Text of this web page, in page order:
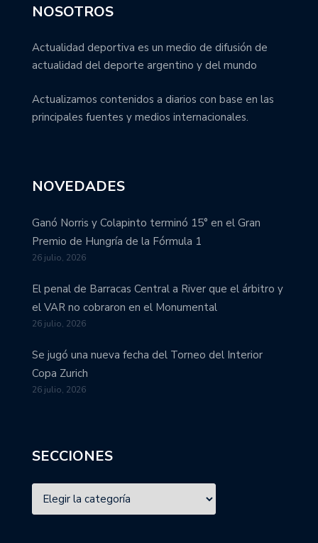
NOSOTROS
Actualidad deportiva es un medio de difusión de
actualidad del deporte argentino y del mundo
Actualizamos contenidos a diarios con base en las
principales fuentes y medios internacionales.
NOVEDADES
Ganó Norris y Colapinto terminó 15° en el Gran
Premio de Hungría de la Fórmula 1
26 julio, 2026
El penal de Barracas Central a River que el árbitro y
el VAR no cobraron en el Monumental
26 julio, 2026
Se jugó una nueva fecha del Torneo del Interior
Copa Zurich
26 julio, 2026
SECCIONES